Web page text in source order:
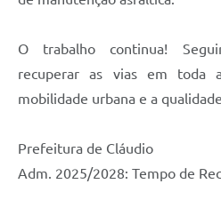
O trabalho continua!
recuperar as vias em toda
mobilidade urbana e a
Prefeitura de Cláudio
Adm. 2025/2028: Tempo de